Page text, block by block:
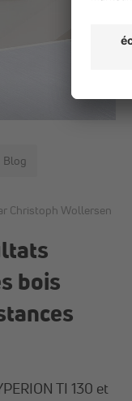
Blog
Christoph Wollersen
bois
TI 130 et